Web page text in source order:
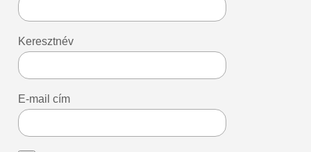
Keresztnév
E-mail cím